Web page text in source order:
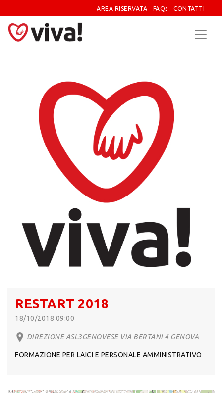
AREA RISERVATA FAQs CONTATTI
RESTART 2018
18/10/2018 09:00
DIREZIONE ASL3GENOVESE VIA BERTANI 4 GENOVA
FORMAZIONE PER LAICI E PERSONALE AMMINISTRATIVO